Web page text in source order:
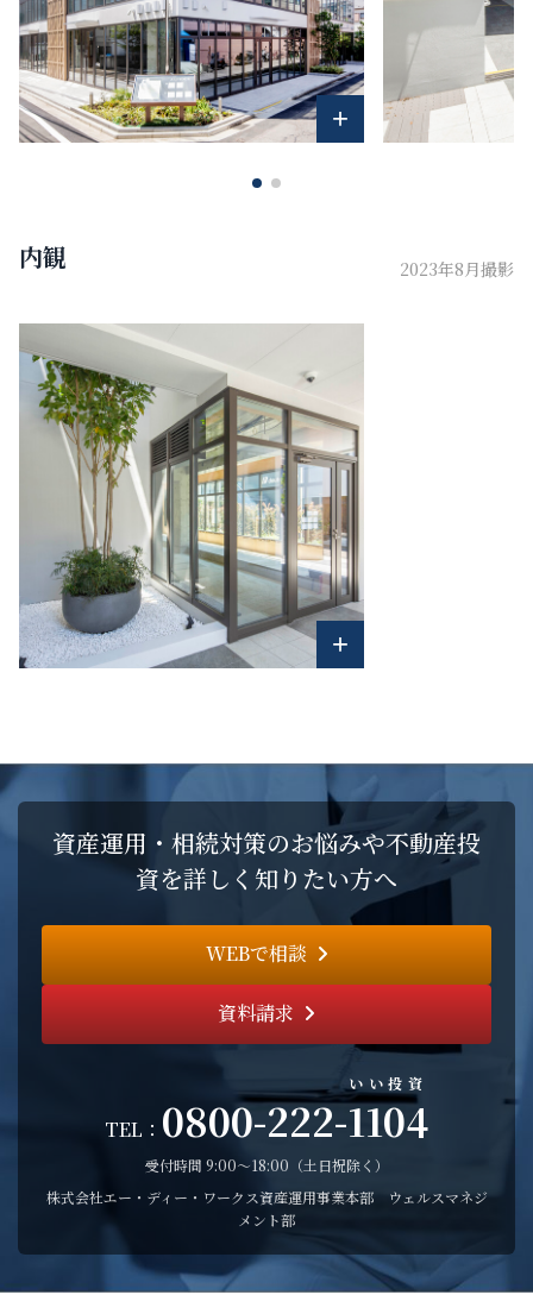
+
内観 2023年8月撮影
+
資産運用・相続対策のお悩みや不動産投
資を詳しく知りたい方へ
WEBで相談
資料請求
TEL： 0800-222-1104
いい投資
受付時間 9:00〜18:00（土日祝除く）
株式会社エー・ディー・ワークス資産運用事業本部 ウェルスマネジ
メント部